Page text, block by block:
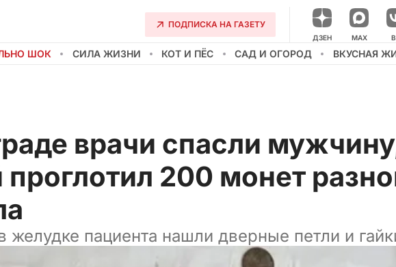
ПОДПИСКА НА ГАЗЕТУ
ДЗЕН НАШ КАНАЛ
MAX
ШОК СИЛА ЖИЗНИ КОТ И ПЁС САД И ОГОРОД ВКУСНАЯ
врачи спасли
200 монет
желудке пациента нашли дверные петли и